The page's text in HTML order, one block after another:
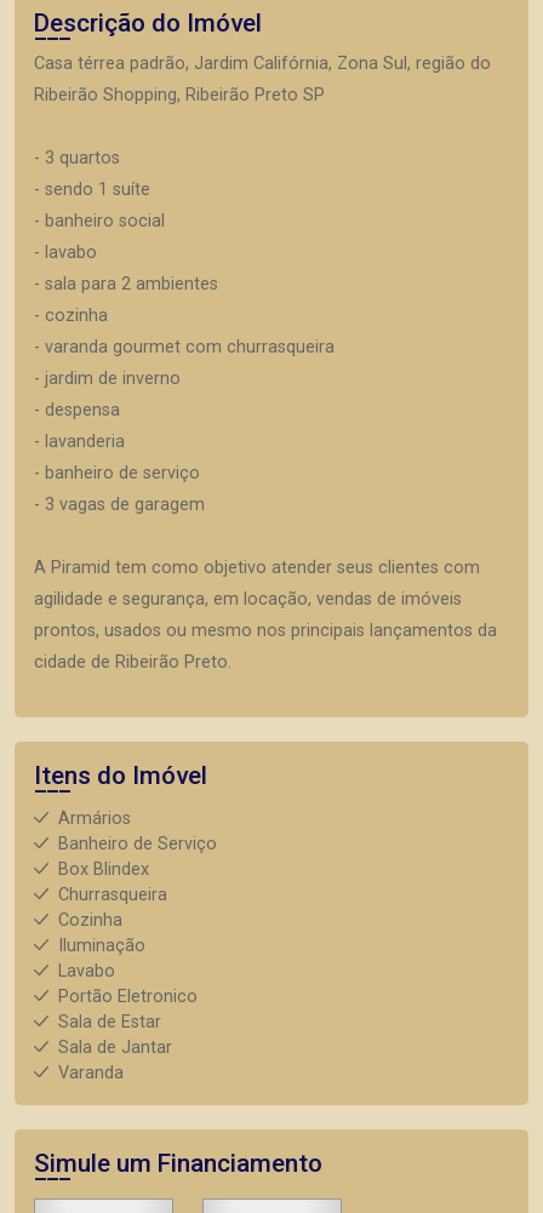
Descrição do Imóvel
Casa térrea padrão, Jardim Califórnia, Zona Sul, região do
Ribeirão Shopping, Ribeirão Preto SP
- 3 quartos
- sendo 1 suíte
- banheiro social
- lavabo
- sala para 2 ambientes
- cozinha
- varanda gourmet com churrasqueira
- jardim de inverno
- despensa
- lavanderia
- banheiro de serviço
- 3 vagas de garagem
A Piramid tem como objetivo atender seus clientes com
agilidade e segurança, em locação, vendas de imóveis
prontos, usados ou mesmo nos principais lançamentos da
cidade de Ribeirão Preto.
Itens do Imóvel
Armários
Banheiro de Serviço
Box Blindex
Churrasqueira
Cozinha
Iluminação
Lavabo
Portão Eletronico
Sala de Estar
Sala de Jantar
Varanda
Simule um Financiamento